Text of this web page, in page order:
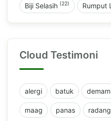
Biji Selasih (22) Rumput
Cloud Testimoni
alergi batuk demam
maag panas radang